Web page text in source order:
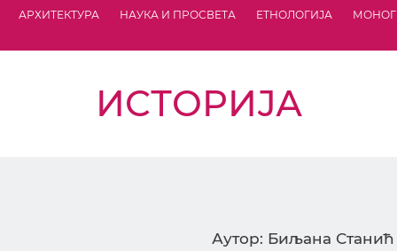
АРХИТЕКТУРА НАУКА И ПРОСВЕТА ЕТНОЛОГИЈА
ИСТОРИЈА
Аутор: Биљана Станић